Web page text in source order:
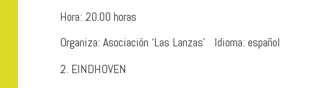
Hora: 20.00 horas
Organiza: Asociación ‘Las Lanzas’ Idioma: español
EINDHOVEN